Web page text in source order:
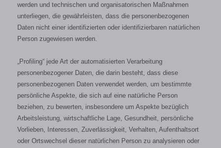
werden und technischen und organisatorischen Maßnahmen
unterliegen, die gewährleisten, dass die personenbezogenen
Daten nicht einer identifizierten oder identifizierbaren natürlichen
Person zugewiesen werden.
„Profiling“ jede Art der automatisierten Verarbeitung
personenbezogener Daten, die darin besteht, dass diese
personenbezogenen Daten verwendet werden, um bestimmte
persönliche Aspekte, die sich auf eine natürliche Person
beziehen, zu bewerten, insbesondere um Aspekte bezüglich
Arbeitsleistung, wirtschaftliche Lage, Gesundheit, persönliche
Vorlieben, Interessen, Zuverlässigkeit, Verhalten, Aufenthaltsort
oder Ortswechsel dieser natürlichen Person zu analysieren oder